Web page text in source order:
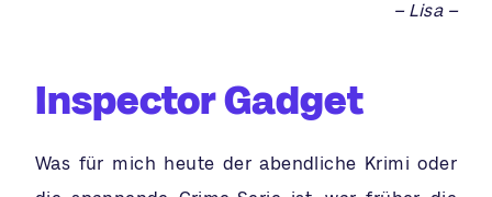
– Lisa –
Inspector Gadget
Was für mich heute der abendliche Krimi oder